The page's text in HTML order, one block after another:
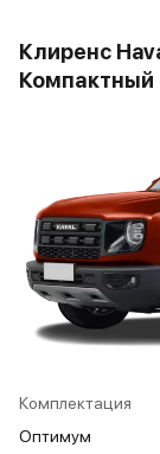
Клиренс
Компактный
Комплектация
Оптимум